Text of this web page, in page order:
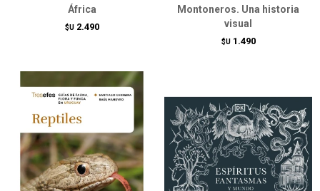
África
$U 2.490
Montoneros. Una historia
visual
$U 1.490